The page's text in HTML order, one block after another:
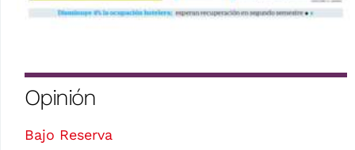
Opinión
Bajo Reserva